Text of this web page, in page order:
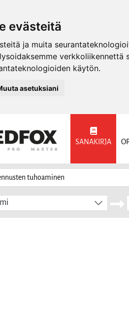
evästeitä
ja muita
käytön.
asetuksiani
SANAKIRJA